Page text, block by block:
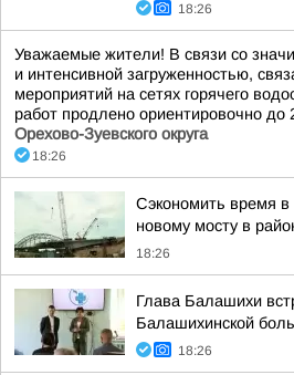
18:26
Уважаемые жители! В связи со
и интенсивной загруженностью,
мероприятий на сетях горячего
работ продлено ориентировочно до
Орехово-Зуевского округа
18:26
Сэкономить время в
новому мосту в
18:26
Глава Балашихи
Балашихинской
18:26